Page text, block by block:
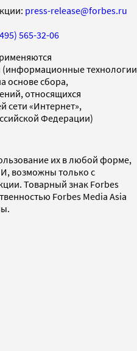
press-release@forbes.ru
565-32-06
(информационные технологии
основе сбора,
относящихся
сети «Интернет»,
Федерации)
их в любой форме,
возможны только с
Товарный знак Forbes
Forbes Media Asia